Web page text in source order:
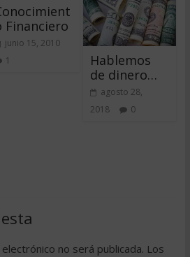
Financiero
junio 15, 2010
1
Hablemos
de dinero…
agosto 28,
2018
0
no será publicada. Los